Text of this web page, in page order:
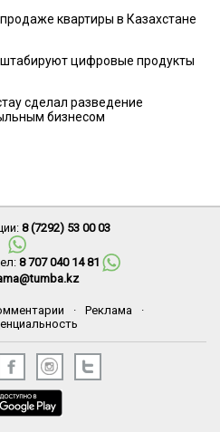
квартиры в Казахстане
цифровые продукты
сделал разведение
бизнесом
8 (7292) 53 00 03
8 707 040 14 81
· Реклама
·